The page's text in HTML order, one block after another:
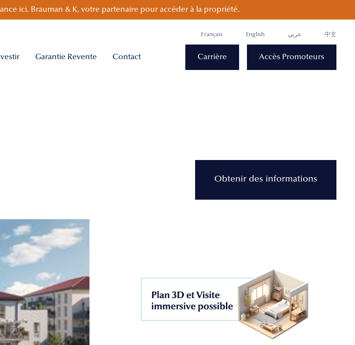
ici. Brauman & K, votre partenaire pour accéder à la propriété.
Français English عربي 中文
Garantie Revente Contact Carrière Accès Promoteurs
Obtenir des informations